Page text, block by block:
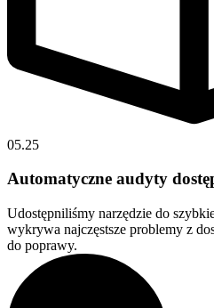
05.25
Automatyczne audyty
Udostępniliśmy narzędzie do
wykrywa najczęstsze problemy z
do poprawy.